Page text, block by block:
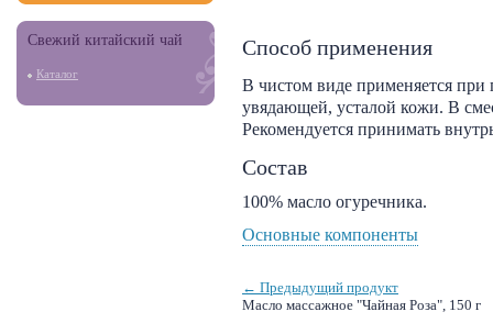
Свежий китайский чай
Каталог
Способ применения
В чистом виде применяется при
увядающей, усталой кожи. В
Рекомендуется принимать
Состав
100% масло огуречника.
Основные компоненты
← Предыдущий продукт
Масло массажное "Чайная Роза", 150 г